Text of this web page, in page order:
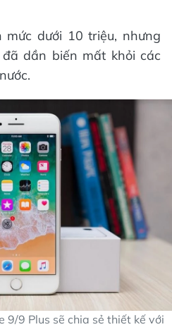
dưới 10 triệu, nhưng
dần biến mất khỏi các
9/9 Plus sẽ chia sẻ thiết kế với